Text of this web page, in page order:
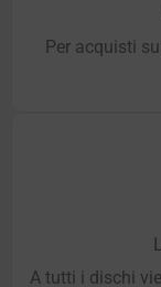
Per acquisti
A tutti i dischi